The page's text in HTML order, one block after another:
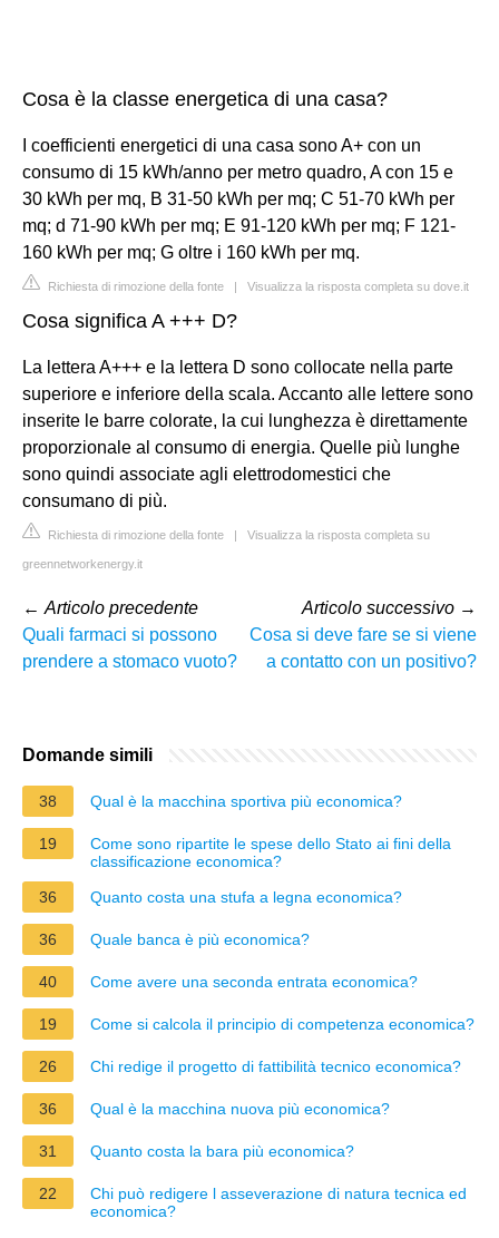
Cosa è la classe energetica di una casa?
I coefficienti energetici di una casa sono A+ con un
consumo di 15 kWh/anno per metro quadro, A con 15 e
30 kWh per mq, B 31-50 kWh per mq; C 51-70 kWh per
mq; d 71-90 kWh per mq; E 91-120 kWh per mq; F 121-
160 kWh per mq; G oltre i 160 kWh per mq.
Richiesta di rimozione della fonte | Visualizza la risposta completa su dove.it
Cosa significa A +++ D?
La lettera A+++ e la lettera D sono collocate nella parte
superiore e inferiore della scala. Accanto alle lettere sono
inserite le barre colorate, la cui lunghezza è direttamente
proporzionale al consumo di energia. Quelle più lunghe
sono quindi associate agli elettrodomestici che
consumano di più.
Richiesta di rimozione della fonte | Visualizza la risposta completa su
greennetworkenergy.it
← Articolo precedente
Quali farmaci si possono
prendere a stomaco vuoto?
Articolo successivo →
Cosa si deve fare se si viene
a contatto con un positivo?
Domande simili
38 Qual è la macchina sportiva più economica?
19
Come sono ripartite le spese dello Stato ai fini della
classificazione economica?
36
Quanto costa una stufa a legna economica?
36 Quale banca è più economica?
40 Come avere una seconda entrata economica?
19 Come si calcola il principio di competenza economica?
26 Chi redige il progetto di fattibilità tecnico economica?
36 Qual è la macchina nuova più economica?
31 Quanto costa la bara più economica?
22
Chi può redigere l asseverazione di natura tecnica ed
economica?